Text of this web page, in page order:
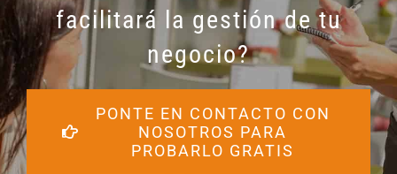
facilitará la gestión de tu
negocio?
PONTE EN CONTACTO CON
NOSOTROS PARA
PROBARLO GRATIS